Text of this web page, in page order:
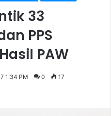
33
PPS
PAW
1:34 PM 0 17